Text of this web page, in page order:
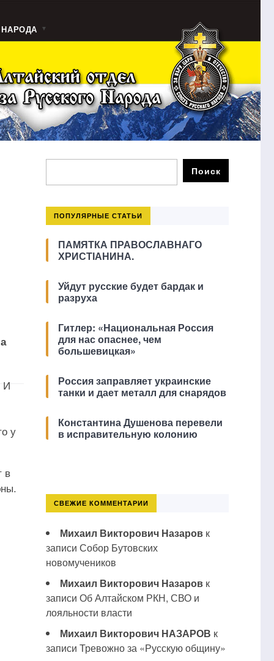
И
у
в
ПОПУЛЯРНЫЕ СТАТЬИ
ПАМЯТКА ПРАВОСЛАВНАГО
ХРИСТІАНИНА.
Уйдут русские будет бардак и
разруха
Гитлер: «Национальная Россия
для нас опаснее, чем
большевицкая»
Россия заправляет украинские
танки и дает металл для снарядов
Константина Душенова перевели
в исправительную колонию
СВЕЖИЕ КОММЕНТАРИИ
Михаил Викторович Назаровк
записи Собор Бутовских
новомучеников
Михаил Викторович Назаровк
записи Об Алтайском РКН, СВО и
лояльности власти
Михаил Викторович НАЗАРОВ к
записи Тревожно за «Русскую общину»